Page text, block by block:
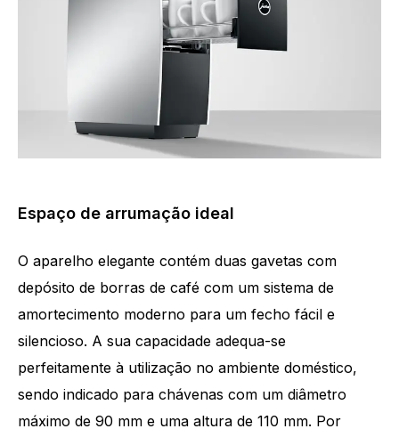
Espaço de arrumação ideal
O aparelho elegante contém duas gavetas com
depósito de borras de café com um sistema de
amortecimento moderno para um fecho fácil e
silencioso. A sua capacidade adequa-se
perfeitamente à utilização no ambiente doméstico,
sendo indicado para chávenas com um diâmetro
máximo de 90 mm e uma altura de 110 mm. Por